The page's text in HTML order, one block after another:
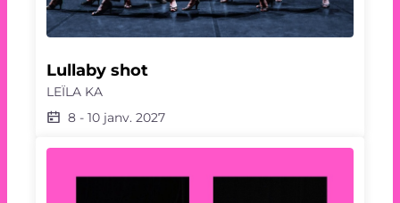
Lullaby shot
LEÏLA KA
8 - 10 janv. 2027